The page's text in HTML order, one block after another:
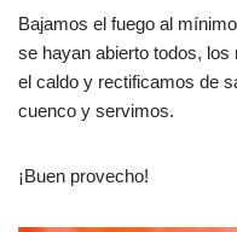
Bajamos el fuego al
se hayan abierto todos,
el caldo y rectificamos de
cuenco y servimos.
¡Buen provecho!